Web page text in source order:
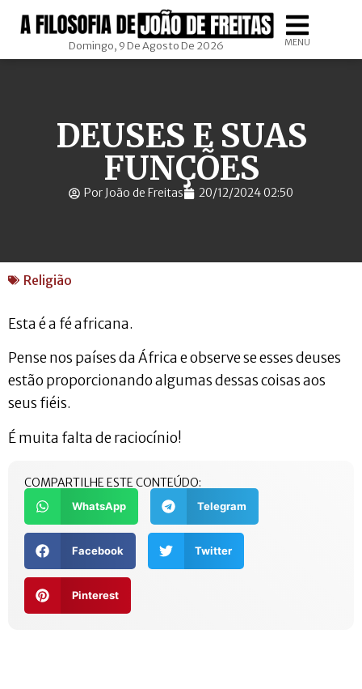
Domingo, 9 De Agosto De 2026 MENU
DEUSES E SUAS
FUNÇÕES
Por João de Freitas 20/12/2024 02:50
Religião
Esta é a fé africana.
Pense nos países da África e observe se esses deuses
estão proporcionando algumas dessas coisas aos
seus fiéis.
É muita falta de raciocínio!
COMPARTILHE ESTE CONTEÚDO:
WhatsApp Telegram
Facebook Twitter
Pinterest